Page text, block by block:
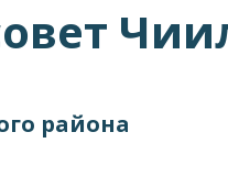
района